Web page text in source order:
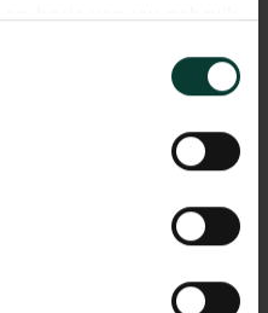
basis van uw gebruik
Help! Slakken en
van de maand: